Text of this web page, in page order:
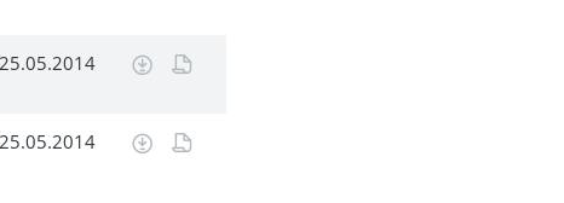
25.05.2014
25.05.2014